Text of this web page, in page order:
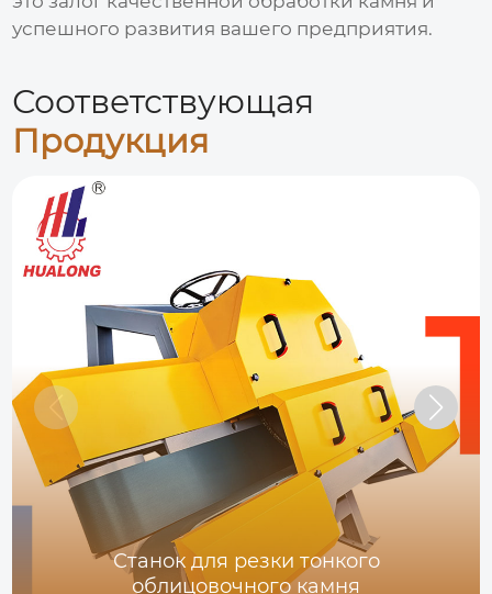
успешного развития вашего предприятия.
Соответствующая
Продукция
Станок для резки тонкого
облицовочного камня